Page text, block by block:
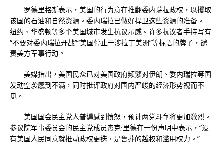
罗德里格斯表示，美国的行为意在推翻委内瑞拉政权，以攫取
该国的石油和自然资源。委内瑞拉已做好捍卫这些资源的准备。
纽约、华盛顿等多个美国城市发生抗议示威。许多抗议者手持写有
“不要对委内瑞拉开战”“美国停止干涉拉丁美洲”等标语的牌子，谴
责美方军事行动。
美媒指出，美国民众已对美国政府频繁对伊朗、委内瑞拉等国
发动空袭感到不满，同时批评政府对国内严峻的经济形势视而不
见。
美国国会民主党人普遍感到愤怒，预计两党斗争将更加激烈。
参议院军事委员会的民主党成员杰克·里德在一份声明中表示，“没
有美国人民同意就推动政权更迭，是鲁莽的越权和滥用权力。”